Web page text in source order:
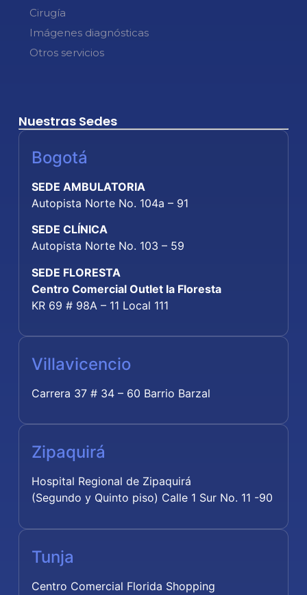
Cirugía
Imágenes diagnósticas
Otros servicios
Nuestras Sedes
Bogotá
SEDE AMBULATORIA
Autopista Norte No. 104a – 91
SEDE CLÍNICA
Autopista Norte No. 103 – 59
SEDE FLORESTA
Centro Comercial Outlet la Floresta
KR 69 # 98A – 11 Local 111
Villavicencio
Carrera 37 # 34 – 60 Barrio Barzal
Zipaquirá
Hospital Regional de Zipaquirá
(Segundo y Quinto piso) Calle 1 Sur No. 11 -90
Tunja
Centro Comercial Florida Shopping